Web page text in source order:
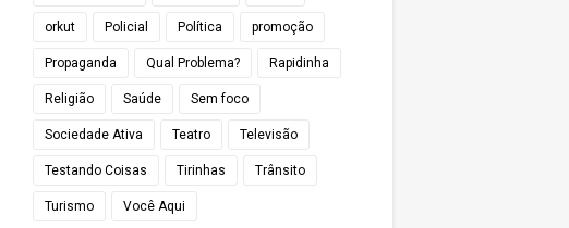
orkut Policial Política promoção
Propaganda Qual Problema? Rapidinha
Religião Saúde Sem foco
Sociedade Ativa Teatro Televisão
Testando Coisas Tirinhas Trânsito
Turismo Você Aqui